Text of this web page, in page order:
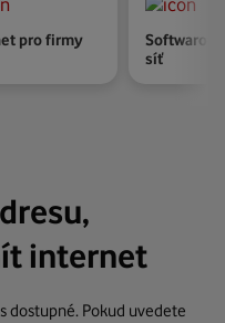
pro firmy
síť
internet
dostupné. Pokud uvedete